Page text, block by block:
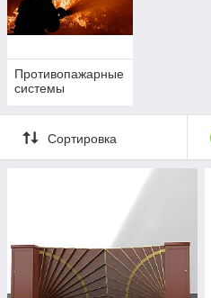
Противопажарные
системы
Сортировка